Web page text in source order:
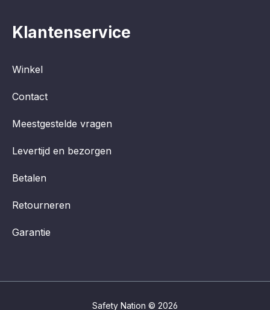
Klantenservice
Winkel
Contact
Meestgestelde vragen
Levertijd en bezorgen
Betalen
Retourneren
Garantie
Safety Nation © 2026